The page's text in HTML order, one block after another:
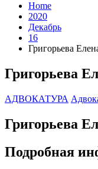
Home
2020
Декабрь
16
Григорьева
Григорьева
АДВОКАТУРА
Григорьева
Подробная